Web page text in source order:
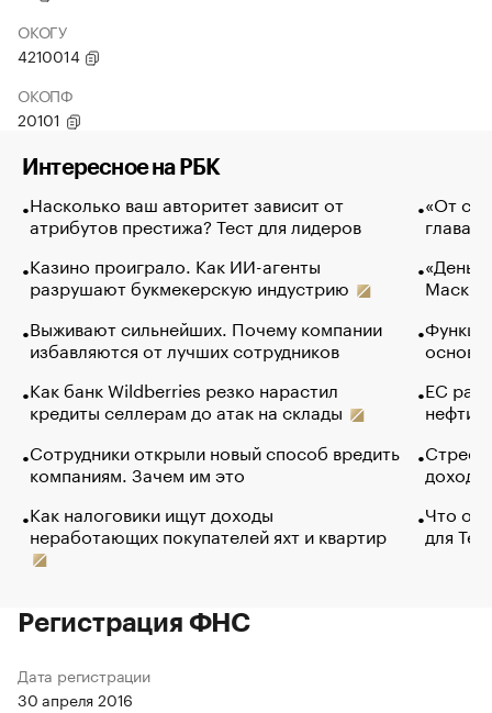
ОКОГУ
4210014
ОКОПФ
20101
Интересное на РБК
Насколько ваш авторитет зависит от
атрибутов престижа? Тест для лидеров
Казино проиграло. Как ИИ-агенты
разрушают букмекерскую индустрию
Выживают сильнейших. Почему компании
избавляются от лучших сотрудников
Как банк Wildberries резко нарастил
кредиты селлерам до атак на склады
Сотрудники открыли новый способ вредить
компаниям. Зачем им это
Как налоговики ищут доходы
неработающих покупателей яхт и квартир
«От
глава
Маск в
основ
ЕС
нефти
Что
для
Регистрация ФНС
Дата регистрации
30 апреля 2016